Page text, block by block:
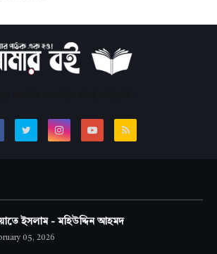
ইসলাম - মহিউদ্দিন আহমদ
05, 2026